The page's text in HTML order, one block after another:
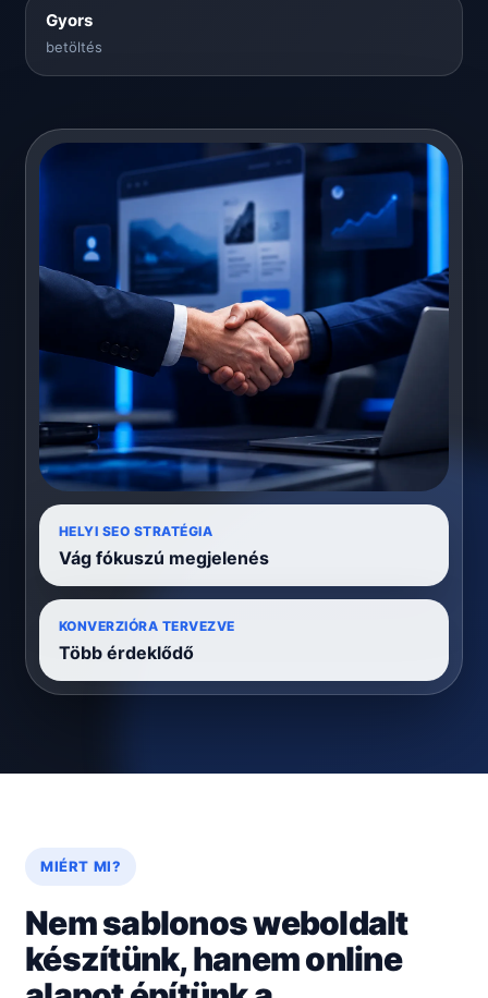
Gyors
betöltés
HELYI SEO STRATÉGIA
Vág fókuszú megjelenés
KONVERZIÓRA TERVEZVE
Több érdeklődő
MIÉRT MI?
Nem sablonos weboldalt
készítünk, hanem online